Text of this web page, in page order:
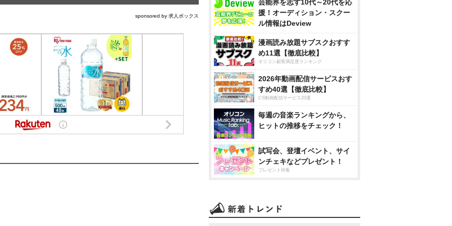
sponsored by 求人ボックス
芸能界を志す10代～20代を応
援！オーディション・スクー
ル情報はDeview
漫画読み放題サブスクおすす
め11選【徹底比較】
オリコン顧客満足度ランキング
2026年動画配信サービスおす
すめ40選【徹底比較】
CS動画配信サービス20選
毎週の音楽ランキングから、
ヒットの推移をチェック！
試写会、登壇イベント、サイ
ンチェキなどプレゼント！
プレゼント特集